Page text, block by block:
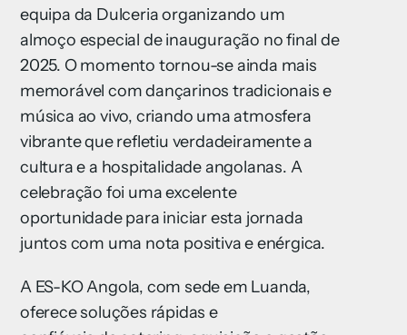
equipa da Dulceria organizando um
almoço especial de inauguração no final de
2025. O momento tornou-se ainda mais
memorável com dançarinos tradicionais e
música ao vivo, criando uma atmosfera
vibrante que refletiu verdadeiramente a
cultura e a hospitalidade angolanas. A
celebração foi uma excelente
oportunidade para iniciar esta jornada
juntos com uma nota positiva e enérgica.
A ES-KO Angola, com sede em Luanda,
oferece soluções rápidas e